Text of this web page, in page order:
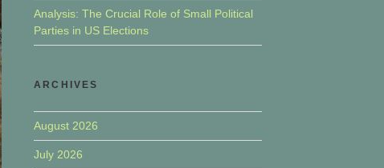
Analysis: The Crucial Role of Small Political
Parties in US Elections
ARCHIVES
August 2026
July 2026